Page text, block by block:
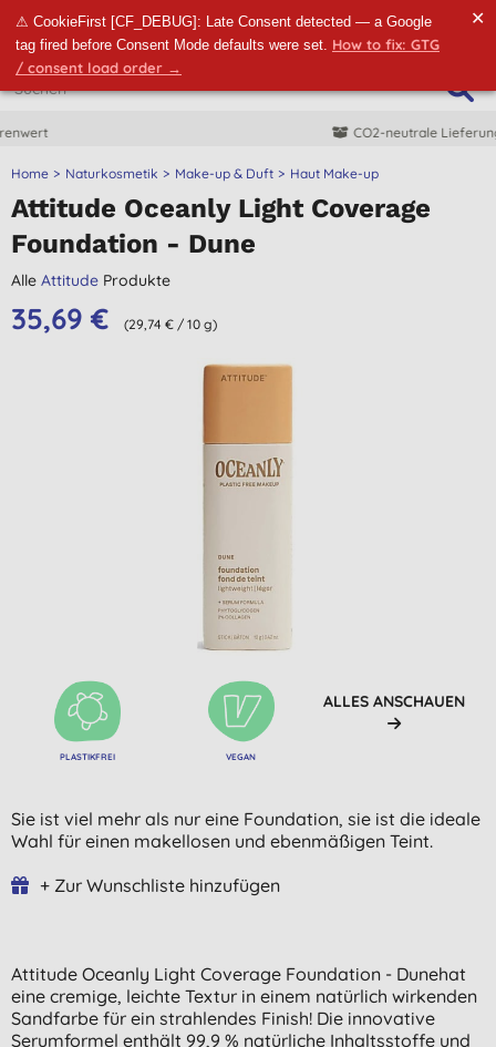
⚠ CookieFirst [CF_DEBUG]: Late Consent detected — a Google
tag fired before Consent Mode defaults were set. How to fix: GTG
/ consent load order →
✕
CO2-neutrale Lieferung
Home Naturkosmetik Make-up & Duft Haut Make-up
Attitude Oceanly Light Coverage
Foundation - Dune
Alle Attitude Produkte
35,69 € (29,74 € / 10 g)
PLASTIKFREI VEGAN
ALLES ANSCHAUEN
Sie ist viel mehr als nur eine Foundation, sie ist die ideale
Wahl für einen makellosen und ebenmäßigen Teint.
+ Zur Wunschliste hinzufügen
Attitude Oceanly Light Coverage Foundation - Dunehat
eine cremige, leichte Textur in einem natürlich wirkenden
Sandfarbe für ein strahlendes Finish! Die innovative
Serumformel enthält 99,9 % natürliche Inhaltsstoffe und